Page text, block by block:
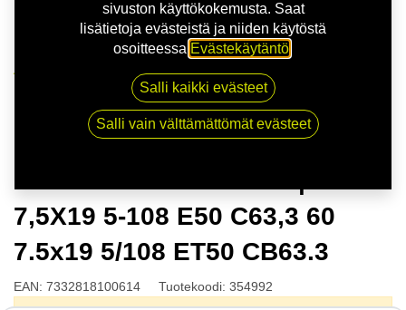
NITRO AERO FF D.SLV | 7,5X19 5-108 E50 C63,3 60
7.5x19 5/108 ET50 CB63.3
7,5X19 5-108 E50 C63,3 60
7.5x19 5/108 ET50 CB63.3
EAN: 7332818100614 Tuotekoodi: 354992
sivuston käyttökokemusta. Saat
lisätietoja evästeistä ja niiden käytöstä
osoitteessa Evästekäytäntö
Salli kaikki evästeet
Salli vain välttämättömät evästeet